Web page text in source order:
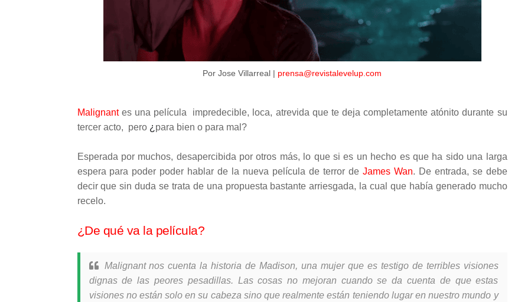
Por Jose Villarreal | prensa@revistalevelup.com
Malignant es una película impredecible, loca, atrevida que te deja completamente atónito durante su
tercer acto, pero ¿ para bien o para mal?
Esperada por muchos, desapercibida por otros más, lo que si es un hecho es que ha sido una larga
espera para poder poder hablar de la nueva película de terror de James Wan. De entrada, se debe
decir que sin duda se trata de una propuesta bastante arriesgada, la cual que había generado mucho
recelo.
¿De qué va la película?
Malignant nos cuenta la historia de Madison, una mujer que es testigo de terribles visiones
dignas de las peores pesadillas. Las cosas no mejoran cuando se da cuenta de que estas
visiones no están solo en su cabeza sino que realmente están teniendo lugar en nuestro mundo y